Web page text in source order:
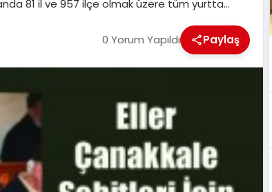
81 il ve 957 ilçe olmak üzere tüm yurtta…
0 Yorum Yapıldı Paylaş